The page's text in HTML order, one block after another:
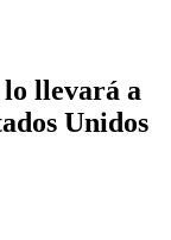
llevará a
Unidos